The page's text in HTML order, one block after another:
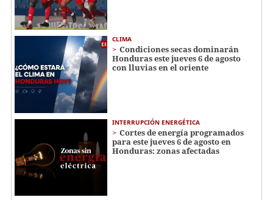
CLIMA
Condiciones secas dominarán
Honduras este jueves 6 de agosto
con lluvias en el oriente
INTERRUPCIÓN ENERGÉTICA
Cortes de energía programados
para este jueves 6 de agosto en
Honduras: zonas afectadas